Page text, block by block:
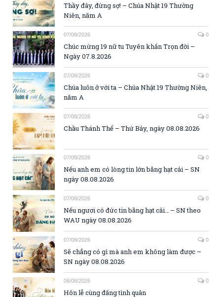
Thầy đây, đừng sợ! – Chúa Nhật 19 Thường
Niên, năm A
07/08/2026 0
Chúc mừng 19 nữ tu Tuyên khấn Trọn đời –
Ngày 07.8.2026
07/08/2026 0
Chúa luôn ở với ta – Chúa Nhật 19 Thường Niên,
năm A
07/08/2026 0
Chầu Thánh Thể – Thứ Bảy, ngày 08.08.2026
07/08/2026 0
Nếu anh em có lòng tin lớn bằng hạt cải – SN
ngày 08.08.2026
07/08/2026 0
Nếu ngươi có đức tin bằng hạt cải… – SN theo
WAU ngày 08.08.2026
07/08/2026 0
Sẽ chẳng có gì mà anh em không làm được –
SN ngày 08.08.2026
06/08/2026 0
Hôn lễ cùng đấng tình quân